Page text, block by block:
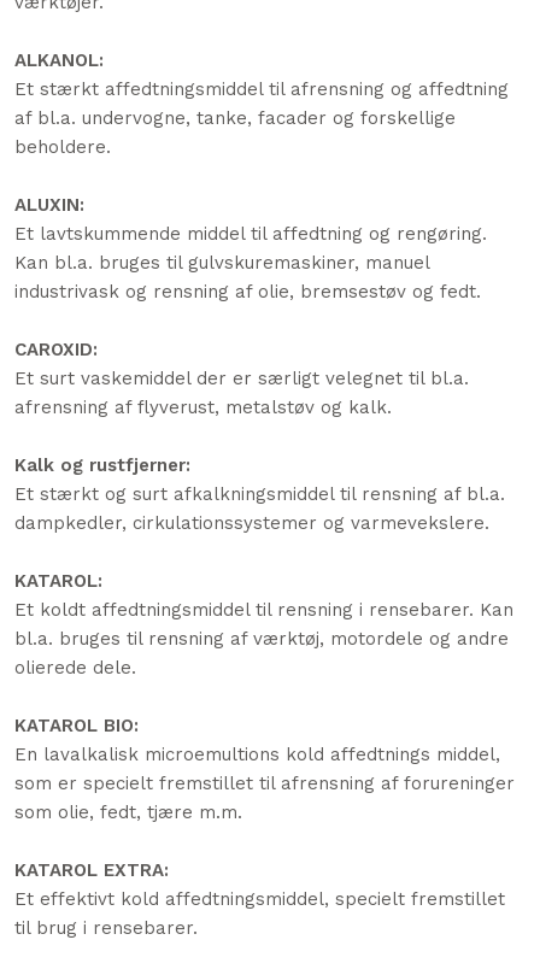
ALKANOL:
Et stærkt affedtningsmiddel til afrensning og affedtning
af bl.a. undervogne, tanke, facader og forskellige
beholdere.
ALUXIN:
Et lavtskummende middel til affedtning og rengøring.
Kan bl.a. bruges til gulvskuremaskiner, manuel
industrivask og rensning af olie, bremsestøv og fedt.
CAROXID:
Et surt vaskemiddel der er særligt velegnet til bl.a.
afrensning af flyverust, metalstøv og kalk.
Kalk og rustfjerner:
Et stærkt og surt afkalkningsmiddel til rensning af bl.a.
dampkedler, cirkulationssystemer og varmevekslere.
KATAROL:
Et koldt affedtningsmiddel til rensning i rensebarer. Kan
bl.a. bruges til rensning af værktøj, motordele og andre
olierede dele.
KATAROL BIO:
​En lavalkalisk microemultions kold affedtnings middel,
som er specielt fremstillet til afrensning af forureninger
som olie, fedt, tjære m.m.
KATAROL EXTRA:
​Et effektivt kold affedtningsmiddel, specielt fremstillet
til brug i rensebarer.